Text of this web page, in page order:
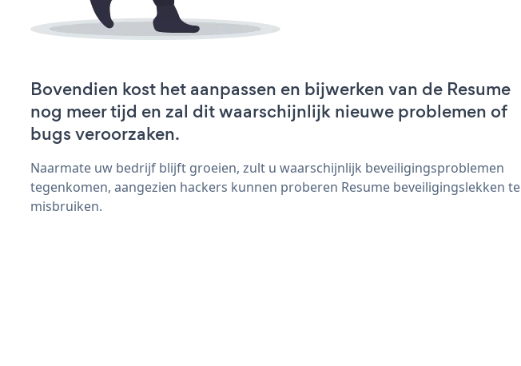
Bovendien kost het aanpassen en bijwerken van de Resume
nog meer tijd en zal dit waarschijnlijk nieuwe problemen of
bugs veroorzaken.
Naarmate uw bedrijf blijft groeien, zult u waarschijnlijk beveiligingsproblemen
tegenkomen, aangezien hackers kunnen proberen Resume beveiligingslekken te
misbruiken.